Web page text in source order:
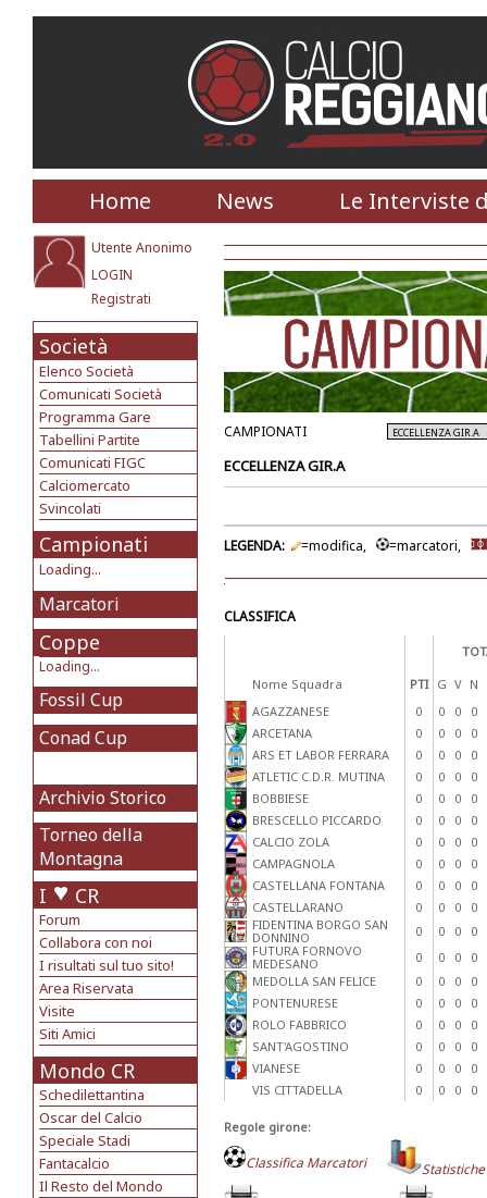
Home News Le Interviste
Utente Anonimo
LOGIN
Registrati
Società
Elenco Società
Comunicati Società
Programma Gare
Tabellini Partite
Comunicati FIGC
Calciomercato
Svincolati
Campionati
Loading...
Marcatori
Coppe
Loading...
Fossil Cup
Conad Cup
Archivio Storico
Torneo della
Montagna
I CR
Forum
Collabora con noi
I risultati sul tuo sito!
Area Riservata
Visite
Siti Amici
Mondo CR
Schedilettantina
Oscar del Calcio
Speciale Stadi
Fantacalcio
Il Resto del Mondo
CAMPIONATI
ECCELLENZA GIR.A
LEGENDA: =modifica, =marcatori,
CLASSIFICA
Nome Squadra
PTI G V N
AGAZZANESE
0 0 0
0
ARCETANA
0 0 0
0
ARS ET LABOR FERRARA
0 0 0
0
ATLETIC C.D.R. MUTINA
0 0 0
0
BOBBIESE
0 0 0
0
BRESCELLO PICCARDO
0 0 0
0
CALCIO ZOLA
0 0 0
0
CAMPAGNOLA
0 0 0
0
CASTELLANA FONTANA
0 0 0
0
CASTELLARANO
0 0 0
0
FIDENTINA BORGO SAN
DONNINO
0 0 0
0
FUTURA FORNOVO
MEDESANO
0 0 0
0
MEDOLLA SAN FELICE
0 0 0
0
PONTENURESE
0 0 0
0
ROLO FABBRICO
0 0 0
0
SANT'AGOSTINO
0 0 0
0
VIANESE
0 0 0
0
VIS CITTADELLA
0 0 0 0
Regole girone:
Classifica Marcatori